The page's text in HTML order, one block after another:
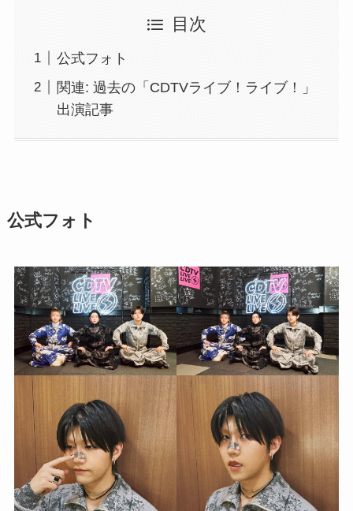
目次
公式フォト
関連: 過去の「CDTVライブ！ライブ！」
出演記事
公式フォト